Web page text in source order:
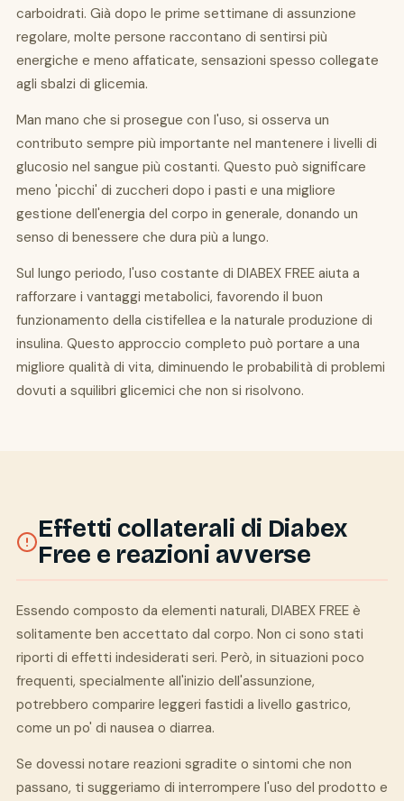
carboidrati. Già dopo le prime settimane di assunzione
regolare, molte persone raccontano di sentirsi più
energiche e meno affaticate, sensazioni spesso collegate
agli sbalzi di glicemia.
Man mano che si prosegue con l'uso, si osserva un
contributo sempre più importante nel mantenere i livelli di
glucosio nel sangue più costanti. Questo può significare
meno 'picchi' di zuccheri dopo i pasti e una migliore
gestione dell'energia del corpo in generale, donando un
senso di benessere che dura più a lungo.
Sul lungo periodo, l'uso costante di DIABEX FREE aiuta a
rafforzare i vantaggi metabolici, favorendo il buon
funzionamento della cistifellea e la naturale produzione di
insulina. Questo approccio completo può portare a una
migliore qualità di vita, diminuendo le probabilità di problemi
dovuti a squilibri glicemici che non si risolvono.
Effetti collaterali di Diabex
Free e reazioni avverse
Essendo composto da elementi naturali, DIABEX FREE è
solitamente ben accettato dal corpo. Non ci sono stati
riporti di effetti indesiderati seri. Però, in situazioni poco
frequenti, specialmente all'inizio dell'assunzione,
potrebbero comparire leggeri fastidi a livello gastrico,
come un po' di nausea o diarrea.
Se dovessi notare reazioni sgradite o sintomi che non
passano, ti suggeriamo di interrompere l'uso del prodotto e